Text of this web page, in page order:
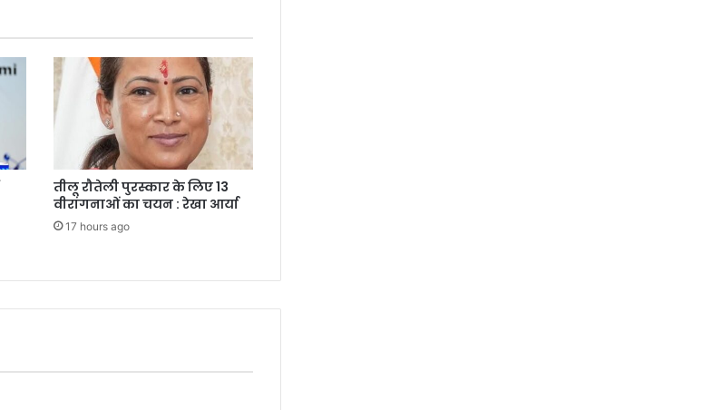
तीलू रौतेली पुरस्कार के लिए 13
वीरांगनाओं का चयन : रेखा आर्या
17 hours ago